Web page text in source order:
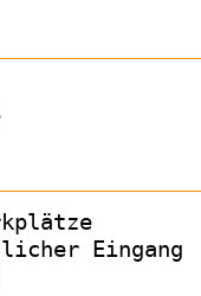
Eingang